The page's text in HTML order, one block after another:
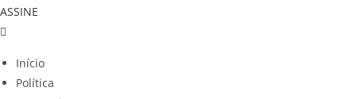
ASSINE
Início
Política